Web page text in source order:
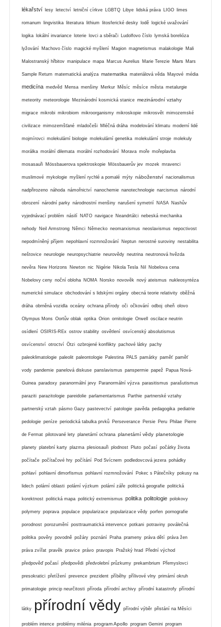
lékařství lesy letectví letniční církve LGBTQ Libye lidská práva LIGO limes
romanum lingvistika literatura lithium litosferické desky lodě logické uvažování
logika lokální invariance loterie lovci a sběrači Ludolfovo číslo lymská borelióza
lyžování Machovo číslo magické myšlení Magion magnetismus malakologie Mali
Malostranský hřbitov manipulace mapa Marcus Aurelius Marie Terezie Mars Mars
Sample Return matematická analýza matematika materiálová věda Mayové média
medicína medvěd Mensa menšiny Merkur Měsíc měsíce města metalurgie
meteority meteorologie Mezinárodní kosmická stanice mezinárodní vztahy
migrace mikrobi mikrobiom mikroorganismy mikroskopie mikrosvět mimozemské
civilizace mimozemšťané mladočeši Mléčná dráha modelování klimatu moderní lidé
mojmírovci molekulární biologie molekulární genetika molekulární stroje molekuly
morálka morální dilemata morální rozhodování Morava moře mořeplavba
mosasauři Mössbauerova spektroskopie Mössbauerův jev mozek mravenci
muslimové mykologie myšlení rychlé a pomalé mýty náboženství nacionalismus
nadpřirozeno náhoda námořnictví nanochemie nanotechnologie narcismus národní
obrození národní parky národnostní menšiny narušení symetrií NASA Nashův
vyjednávací problém násilí NATO navigace Neandrtálci nebeská mechanika
nehody Neil Armstrong Němci Německo neomarxismus neoslavismus nepoctivost
nepodmíněný příjem nepohlavní rozmnožování Neptun nerostné suroviny nestabilita
neštovice neurologie neuropsychiatrie neurovědy neutrina neutronová hvězda
nevěra New Horizons Newton nic Nigérie Nikola Tesla Nil Nobelova cena
Nobelovy ceny noční obloha NOMA Norsko novověk nový ateismus nukleosyntéza
numerické simulace obchodování s lidskými orgány obecná teorie relativity oběžná
dráha obrněná vozidla oceány ochrana přírody oči očkování odboj oheň olovo
Olympus Mons Oortův oblak optika Orion ornitologie Orwell oscilace neutrin
osídlení OSIRIS-REx ostrov stability osvětlení osvícenský absolutismus
osvícenství otroctví Ötzi ozbrojené konflikty pachové látky pachy
paleoklimatologie paleolit paleontologie Palestina PALS památky paměť paměť
vody pandemie panelová diskuse panslavismus panspermie papež Papua Nová-
Guinea paradoxy paranormální jevy Paranormální výzva parasitismus parašutismus
paraziti parazitologie pareidolie parlamentarismus Parthie partnerské vztahy
partnerský vztah pásmo Gazy pastevectví patologie pavěda pedagogika pediatrie
pedologie peníze periodická tabulka prvků Perseverance Persie Peru Philae Pierre
de Fermat pilotované lety planetární ochrana planetární vědy planetologie
planety platební karty plazma plesiosauři plodnost Pluto počasí počátky života
počítače počítačové hry počítání Pod Svícnem podledovcová jezera pohádky
pohlaví pohlavní dimorfismus pohlavní rozmnožování Pokec s Pátečníky pokusy na
lidech polární oblasti polární výzkum polární záře politická geografie politická
korektnost politická mapa politický extremismus politika politologie polokovy
polymery poprava populace popularizace popularizace vědy porfen pornografie
porodnost porozumění posttraumatická intervence potkani potraviny poválečná
politika pověry povodně požáry poznání Praha prameny práva dětí práva žen
práva zvířat pravěk pravice právo pravopis Pražský hrad Přední východ
předpověď počasí předpovědi předvolební průzkumy prekambrium Přemyslovci
presokratici přetížení prevence prezident příběhy přílivové vlny primární okruh
primatologie princip neurčitosti příroda přírodní archivy přírodní katastrofy přírodní
látky přírodní vědy přírodní výběr přistání na Měsíci
problém intence problémy milénia program Apollo program Gemini program